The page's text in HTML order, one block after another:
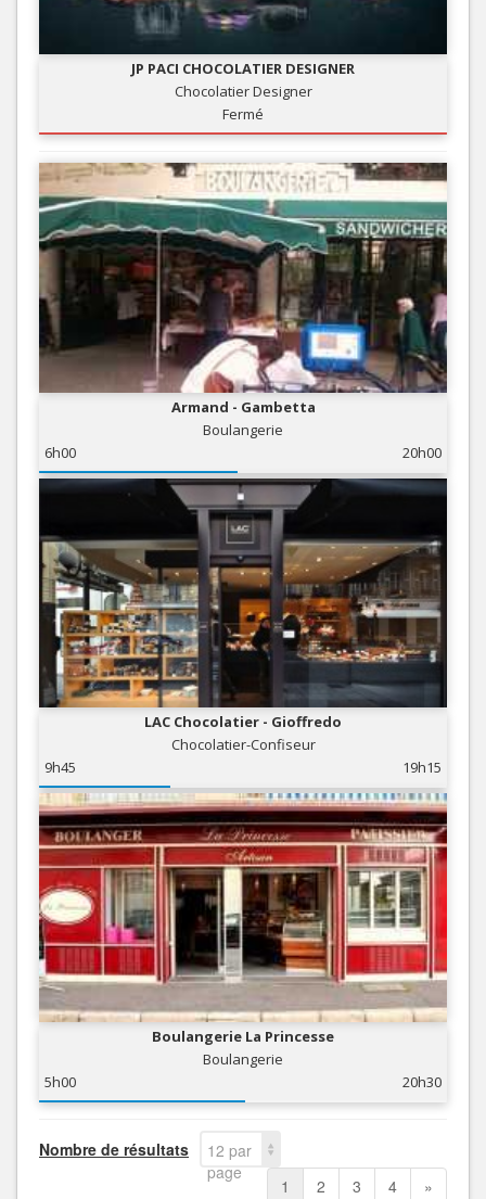
JP PACI CHOCOLATIER DESIGNER
Chocolatier Designer
Fermé
Armand - Gambetta
Boulangerie
6h00
20h00
LAC Chocolatier - Gioffredo
Chocolatier-Confiseur
9h45
19h15
Boulangerie La Princesse
Boulangerie
5h00
20h30
Nombre de résultats
12 par
page
1 2 3 4 »